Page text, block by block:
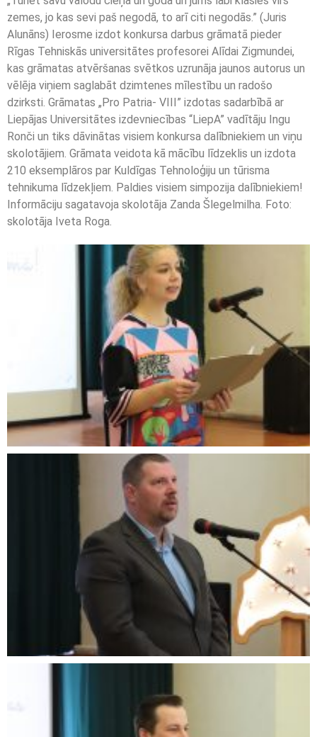
zemes, jo kas sevi paš negodā, to arī citi negodās.” (Juris
Alunāns) Ierosme izdot konkursa darbus grāmatā pieder
Rīgas Tehniskās universitātes profesorei Alīdai Zigmundei,
kas grāmatas atvēršanas svētkos uzrunāja jaunos autorus un
vēlēja viņiem saglabāt dzimtenes mīlestību un radošo
dzirksti. Grāmatas „Pro Patria- VIII” izdotas sadarbībā ar
Liepājas Universitātes izdevniecības “LiepA” vadītāju Ingu
Ronči un tiks dāvinātas visiem konkursa dalībniekiem un viņu
skolotājiem. Grāmata veidota kā mācību līdzeklis un izdota
210 eksemplāros par Kuldīgas Tehnoloģiju un tūrisma
tehnikuma līdzekļiem. Paldies visiem simpozija dalībniekiem!
Informāciju sagatavoja skolotāja Zanda Šlegelmilha. Foto:
skolotāja Iveta Roga.